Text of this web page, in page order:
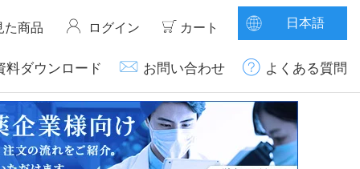
た商品 ログイン カート 日本語
料ダウンロード お問い合わせ よくある質問